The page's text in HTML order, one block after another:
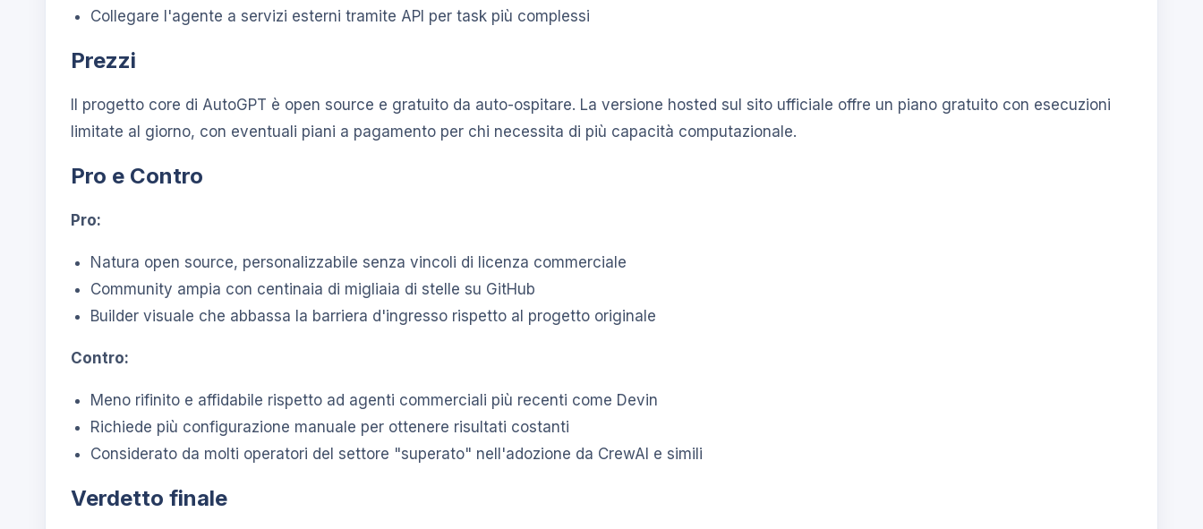
Collegare l'agente a servizi esterni tramite API per task più complessi
Prezzi
Il progetto core di AutoGPT è open source e gratuito da auto-ospitare. La versione hosted sul sito ufficiale offre un piano gratuito con esecuzioni
limitate al giorno, con eventuali piani a pagamento per chi necessita di più capacità computazionale.
Pro e Contro
Pro:
Natura open source, personalizzabile senza vincoli di licenza commerciale
Community ampia con centinaia di migliaia di stelle su GitHub
Builder visuale che abbassa la barriera d'ingresso rispetto al progetto originale
Contro:
Meno rifinito e affidabile rispetto ad agenti commerciali più recenti come Devin
Richiede più configurazione manuale per ottenere risultati costanti
Considerato da molti operatori del settore "superato" nell'adozione da CrewAI e simili
Verdetto finale